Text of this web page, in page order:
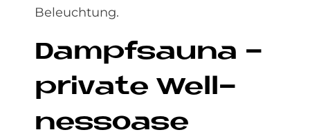
Beleuchtung.
Dampf­sau­na -
pri­va­te Well­
ness­o­a­se